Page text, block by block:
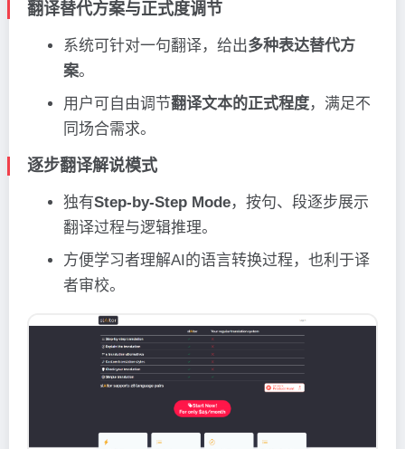
翻译替代方案与正式度调节
系统可针对一句翻译，给出多种表达替代方
案。
用户可自由调节翻译文本的正式程度，满足不
同场合需求。
逐步翻译解说模式
独有Step-by-Step Mode，按句、段逐步展示
翻译过程与逻辑推理。
方便学习者理解AI的语言转换过程，也利于译
者审校。